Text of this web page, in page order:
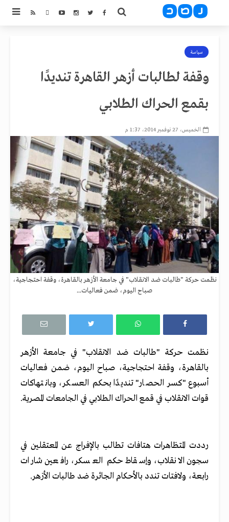
سياسة
وقفة لطالبات أزهر القاهرة تنديدًا
بقمع الحراك الطلابي
الخميس، 27 نوفمبر 2014، 1:37 م
نظمت حركة "طالبات ضد الانقلاب" في جامعة الأزهر بالقاهرة، وقفة احتجاجية،
صباح اليوم، ضمن فعاليات...
نظمت حركة "طالبات ضد الانقلاب" في جامعة الأزهر
بالقاهرة، وقفة احتجاجية، صباح اليوم، ضمن فعاليات
أسبوع "كسر الحصار" تنديدًا بحكم العسكر، وبانتهاكات
قوات الانقلاب في قمع الحراك الطلابي في الجامعات المصرية.
رددت المتظاهرات هتافات تطالب بالإفراج عن المعتقلين في
سجون الانقلاب، وإسقاط حكم العسكر، رافعين شارات
رابعة، ولافتات تندد بالأحكام الجائرة ضد طالبات الأزهر.